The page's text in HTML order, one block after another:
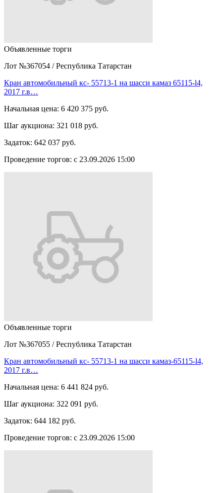
Объявленные торги
Лот №367054 / Республика Татарстан
Кран автомобильный кс- 55713-1 на шасси камаз 65115-l4,
2017 г.в…
Начальная цена: 6 420 375 руб.
Шаг аукциона: 321 018 руб.
Задаток: 642 037 руб.
Проведение торгов: с 23.09.2026 15:00
Объявленные торги
Лот №367055 / Республика Татарстан
Кран автомобильный кс- 55713-1 на шасси камаз-65115-l4,
2017 г.в…
Начальная цена: 6 441 824 руб.
Шаг аукциона: 322 091 руб.
Задаток: 644 182 руб.
Проведение торгов: с 23.09.2026 15:00